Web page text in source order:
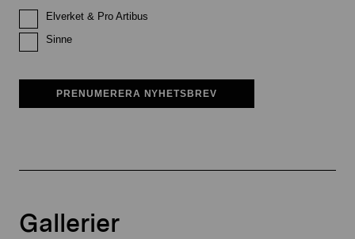
Elverket & Pro Artibus
Sinne
PRENUMERERA NYHETSBREV
Gallerier